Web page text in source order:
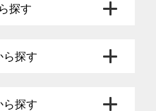
探す
ら探す
ら探す